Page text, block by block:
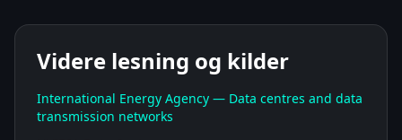
Videre lesning og kilder
International Energy Agency — Data centres and data
transmission networks